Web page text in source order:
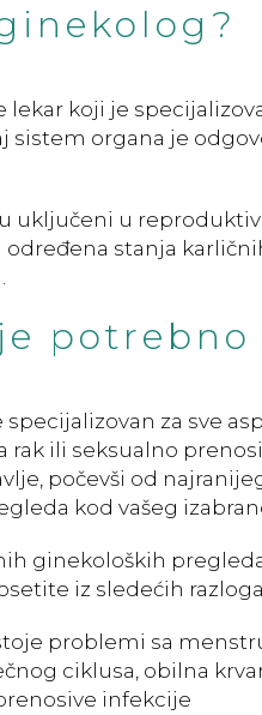
lekar koji je
sistem organa je
uključeni u
određena stanja
specijalizovan za sve
rak ili seksualno
počevši od
kod vašeg
ginekoloških
iz sledećih
problemi sa
ciklusa, obilna
infekcije